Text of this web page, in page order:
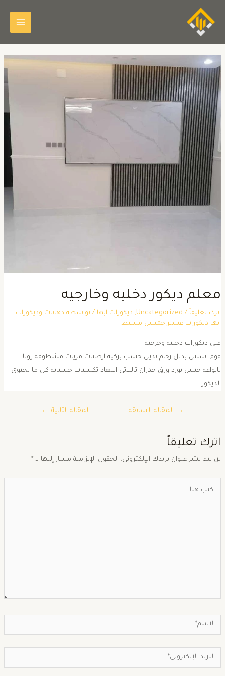
ديكور دخليه وخارجيه
تعليقاً /
Uncategorized
,ديكورات ابها/ بواسطة دهانات وديكورات
ديكورات عسير خميس مشيط
ديكورات دخليه وخرجيه
استيل بديل رخام بديل خشب بركيه ارضيات مريات مشطوفه زويا
جبس بورد ورق جدران ثاللاثي البعاد تكسيات خشبايه كل ما يحتوي
→المقالة السابقة المقالة التالية←
تعليقاً
يتم نشر عنوان بريدك الإلكتروني. الحقول الإلزامية مشار إليها بـ *